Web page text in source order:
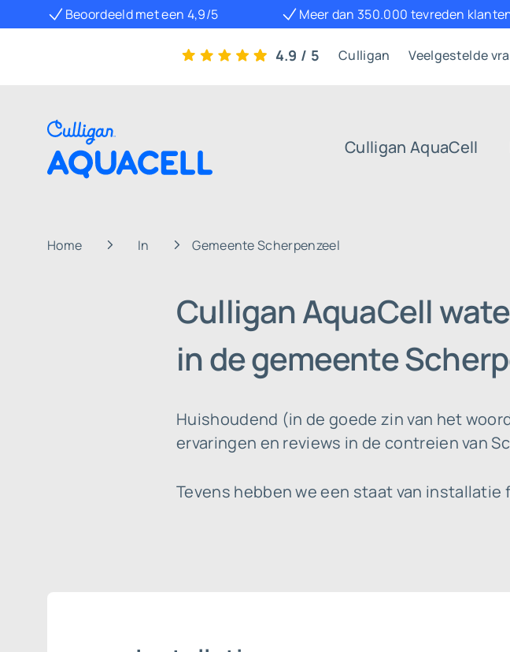
Beoordeeld met een 4,9/5 Meer dan 350.000 tevreden
4.9 / 5 Culligan Veelgestelde
Culligan AquaCell
Home In Gemeente Scherpenzeel
Culligan AquaCell
in de gemeente
Huishoudend (in de goede zin van het
ervaringen en reviews in de contreien van
Tevens hebben we een staat van installatie